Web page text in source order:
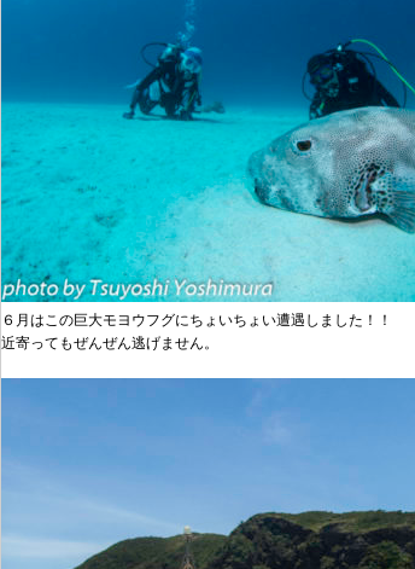
６月はこの巨大モヨウフグにちょいちょい遭遇しました！！
近寄ってもぜんぜん逃げません。